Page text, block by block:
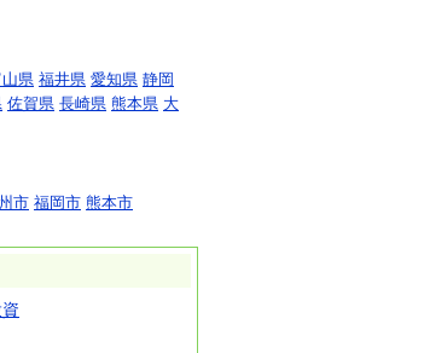
県 福井県 愛知県 静岡
佐賀県 長崎県 熊本県 大
市 福岡市 熊本市